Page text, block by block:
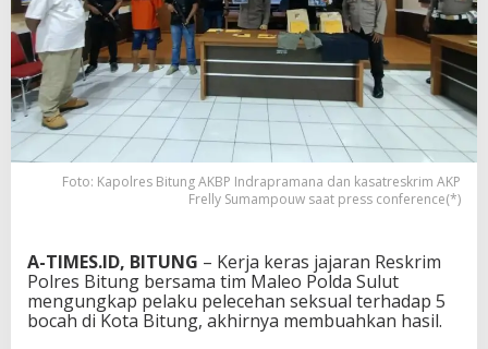
Foto: Kapolres Bitung AKBP Indrapramana dan kasatreskrim AKP
Frelly Sumampouw saat press conference(*)
A-TIMES.ID, BITUNG – Kerja keras jajaran Reskrim
Polres Bitung bersama tim Maleo Polda Sulut
mengungkap pelaku pelecehan seksual terhadap 5
bocah di Kota Bitung, akhirnya membuahkan hasil.